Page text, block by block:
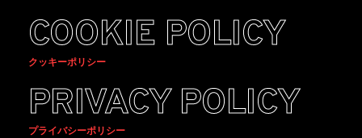
COOKIE POLICY
クッキーポリシー
PRIVACY POLICY
プライバシーポリシー